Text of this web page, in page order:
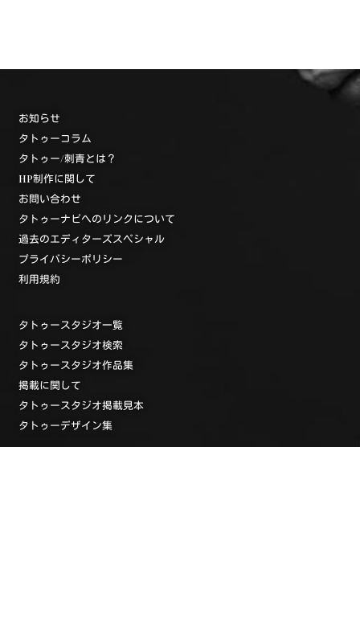
お知らせ
タトゥーコラム
タトゥー/刺青とは？
HP制作に関して
お問い合わせ
タトゥーナビへのリンクについて
過去のエディターズスペシャル
プライバシーポリシー
利用規約
タトゥースタジオ一覧
タトゥースタジオ検索
タトゥースタジオ作品集
掲載に関して
タトゥースタジオ掲載見本
タトゥーデザイン集